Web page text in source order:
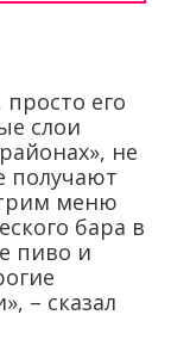
его
слои
не
получают
меню
бара в
пиво и
– сказал